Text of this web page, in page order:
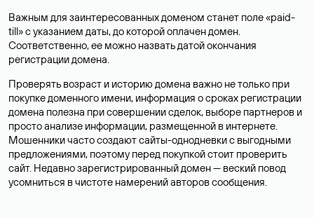
Важным для заинтересованных доменом станет поле «paid-
till» с указанием даты, до которой оплачен домен.
Соответственно, ее можно назвать датой окончания
регистрации домена.
Проверять возраст и историю домена важно не только при
покупке доменного имени, информация о сроках регистрации
домена полезна при совершении сделок, выборе партнеров и
просто анализе информации, размещенной в интернете.
Мошенники часто создают сайты-однодневки с выгодными
предложениями, поэтому перед покупкой стоит проверить
сайт. Недавно зарегистрированный домен — веский повод
усомниться в чистоте намерений авторов сообщения.